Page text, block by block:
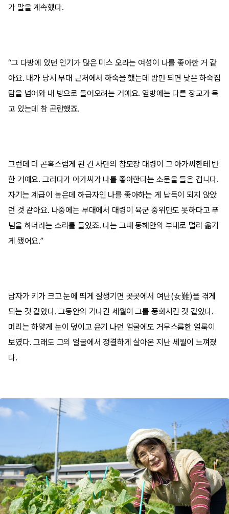
가 말을 계속했다.
“그 다방에 있던 인기가 많은 미스 오라는 여성이 나를 좋아한 거 같
아요. 내가 당시 부대 근처에서 하숙을 했는데 밤만 되면 낮은 하숙집
담을 넘어와 내 방으로 들어오려는 거예요. 옆방에는 다른 장교가 묵
고 있는데 참 곤란했죠.
그런데 더 곤혹스럽게 된 건 사단의 참모장 대령이 그 아가씨한테 반
한 거예요. 그러다가 아가씨가 나를 좋아한다는 소문을 들은 겁니다.
자기는 계급이 높은데 하급자인 나를 좋아하는 게 납득이 되지 않았
던 것 같아요. 나중에는 부대에서 대령이 육군 중위만도 못하다고 푸
념을 하더라는 소리를 들었죠. 나는 그때 동해안의 부대로 멀리 옮기
게 됐어요.”
남자가 키가 크고 눈에 띄게 잘생기면 곳곳에서 여난(女難)을 겪게
되는 것 같았다. 그동안의 기나긴 세월이 그를 풍화시킨 것 같았다.
머리는 하얗게 눈이 덮이고 윤기 나던 얼굴에도 거무스름한 얼룩이
보였다. 그래도 그의 얼굴에서 정결하게 살아온 지난 세월이 느껴졌
다.